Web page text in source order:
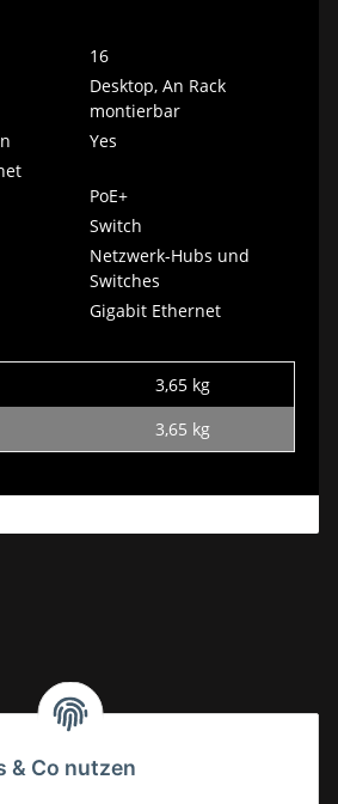
16
Desktop, An Rack
montierbar
Yes
PoE+
Switch
Netzwerk-Hubs und
Switches
Gigabit Ethernet
3,65 kg
3,65 kg
& Co nutzen